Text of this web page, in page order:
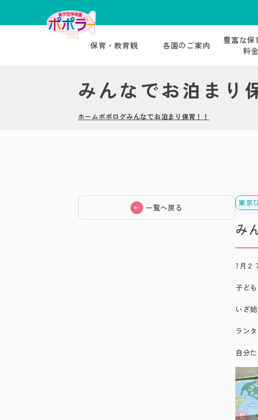
保育・教育観 各園のご案内
豊富な保
料
みんなでお泊まり
ホームポポログみんなでお泊まり保育！！
東京
み
7月２
子ど
いざ
ラン
自分
一覧へ戻る